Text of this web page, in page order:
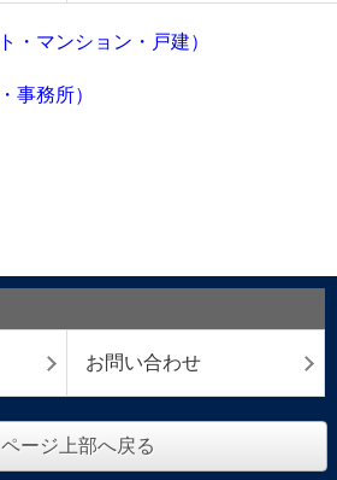
お問い合わせ
ページ上部へ戻る